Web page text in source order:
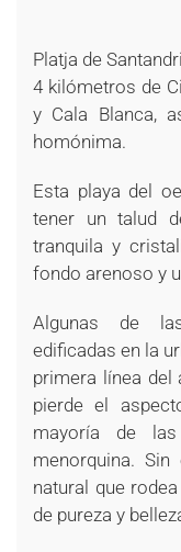
Platja de
4 kilómetros de
y Cala Blanca,
homónima.
Esta playa del
tener un talud
tranquila y
fondo arenoso y
Algunas de
edificadas en la
primera línea del
pierde el
mayoría de
menorquina.
natural que
de pureza y